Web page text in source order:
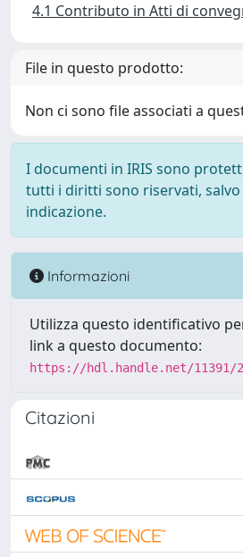
4.1 Contributo in Atti di
File in questo prodotto:
Non ci sono file associati a
I documenti in IRIS sono
tutti i diritti sono riservati, salvo
indicazione.
Informazioni
Utilizza questo identificativo
link a questo documento:
https://hdl.handle.net/11391/
Citazioni